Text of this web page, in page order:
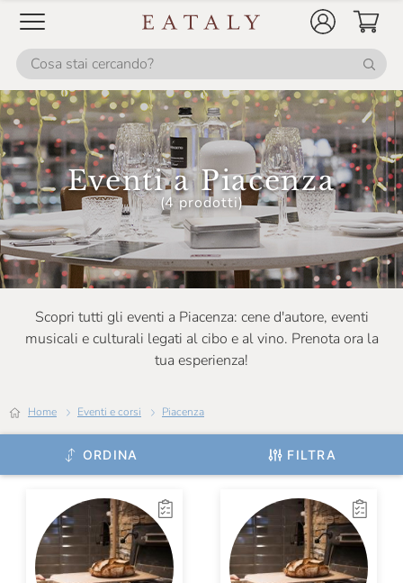
Eventi a Piacenza
(4 prodotti)
Scopri tutti gli eventi a Piacenza: cene d'autore, eventi
musicali e culturali legati al cibo e al vino. Prenota ora la
tua esperienza!
Home Eventi e corsi Piacenza
ORDINA FILTRA